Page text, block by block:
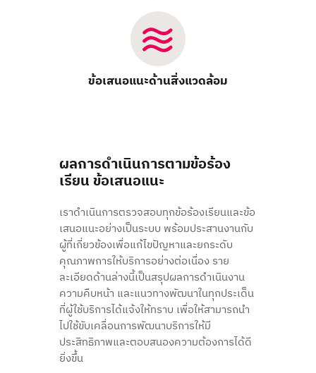
ข้อเสนอแนะด้านสิ่งแวดล้อม
ผลการดำเนินการตามข้อร้อง
เรียน ข้อเสนอแนะ
เราดำเนินการตรวจสอบทุกข้อร้องเรียนและข้อ
เสนอแนะอย่างเป็นระบบ พร้อมประสานงานกับ
ผู้ที่เกี่ยวข้องเพื่อแก้ไขปัญหาและยกระดับ
คุณภาพการให้บริการอย่างต่อเนื่อง ราย
ละเอียดด้านล่างนี้เป็นสรุปผลการดำเนินงาน
ความคืบหน้า และแนวทางพัฒนาในทุกประเด็น
ที่ผู้ใช้บริการได้แจ้งให้ทราบ เพื่อให้สามารถนำ
ไปใช้ขับเคลื่อนการพัฒนาบริการให้มี
ประสิทธิภาพและตอบสนองความต้องการได้ดี
ยิ่งขึ้น